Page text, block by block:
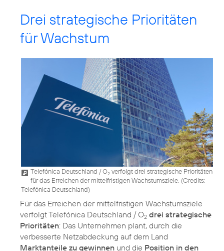
Drei strategische Prioritäten
für Wachstum
Telefónica Deutschland / O2 verfolgt drei strategische Prioritäten
für das Erreichen der mittelfristigen Wachstumsziele. (Credits:
Telefónica Deutschland)
Für das Erreichen der mittelfristigen Wachstumsziele
verfolgt Telefónica Deutschland / O2 drei strategische
Prioritäten: Das Unternehmen plant, durch die
verbesserte Netzabdeckung auf dem Land
Marktanteile zu gewinnen und die Position in den